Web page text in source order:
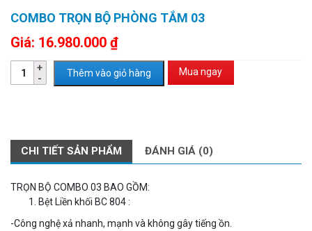
COMBO TRỌN BỘ PHÒNG TẮM 03
Giá: 16.980.000 ₫
Thêm vào giỏ hàng Mua ngay
CHI TIẾT SẢN PHẨM ĐÁNH GIÁ (0)
TRỌN BỘ COMBO 03 BAO GỒM:
Bệt Liền khối BC 804 :
-Công nghệ xả nhanh, mạnh và không gây tiếng ồn.